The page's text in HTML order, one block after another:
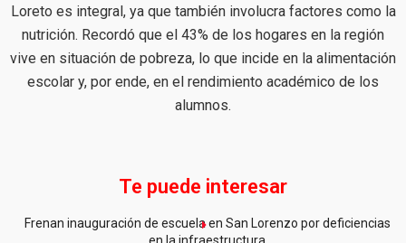
Loreto es integral, ya que también involucra factores como la
nutrición. Recordó que el 43% de los hogares en la región
vive en situación de pobreza, lo que incide en la alimentación
escolar y, por ende, en el rendimiento académico de los
alumnos.
Te puede interesar
Frenan inauguración de escuela en San Lorenzo por deficiencias